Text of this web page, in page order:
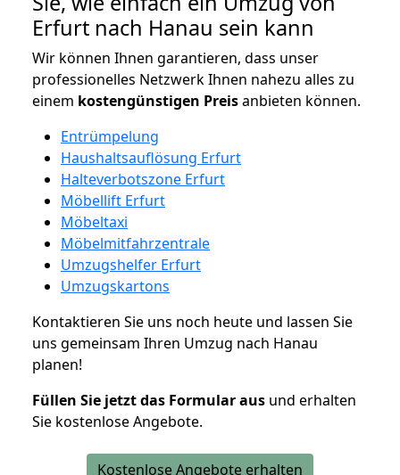
Erfurt nach Hanau sein kann
Wir können Ihnen garantieren, dass unser
professionelles Netzwerk Ihnen nahezu alles zu
einem kostengünstigen Preisanbieten können.
Entrümpelung
Haushaltsauflösung Erfurt
Halteverbotszone Erfurt
Möbellift Erfurt
Möbeltaxi
Möbelmitfahrzentrale
Umzugshelfer Erfurt
Umzugskartons
Kontaktieren Sie uns noch heute und lassen Sie
uns gemeinsam Ihren Umzug nach Hanau
planen!
Füllen Sie jetzt das Formular aus und erhalten
Sie kostenlose Angebote.
Kostenlose Angebote erhalten